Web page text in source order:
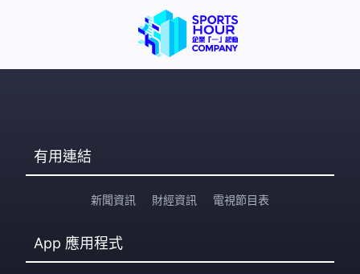
有用連結
新聞資訊 財經資訊 電視節目表
App 應用程式